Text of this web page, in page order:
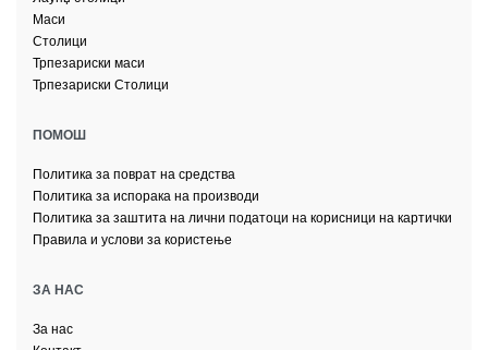
Маси
Столици
Трпезариски маси
Трпезариски Столици
ПОМОШ
Политика за поврат на средства
Политика за испорака на производи
Политика за заштита на лични податоци на корисници на картички
Правила и услови за користење
ЗА НАС
За нас